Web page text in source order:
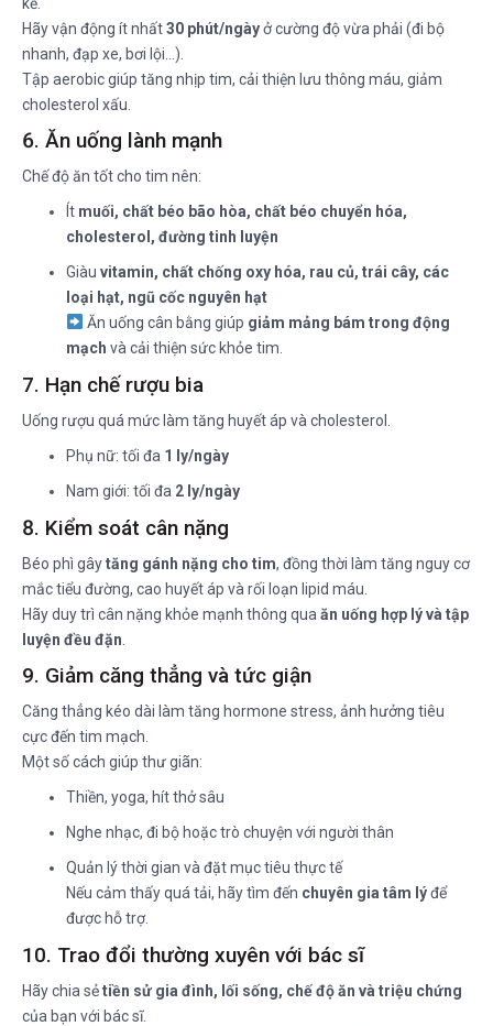
Hãy vận động ít nhất30 phút/ngàyở cường độ vừa phải (đi bộ
nhanh, đạp xe, bơi lội…).
Tập aerobic giúp tăng nhịp tim, cải thiện lưu thông máu, giảm
cholesterol xấu.
6. Ăn uống lành mạnh
Chế độ ăn tốt cho tim nên:
Ít muối, chất béo bão hòa, chất béo chuyển hóa,
cholesterol, đường tinh luyện
Giàu vitamin, chất chống oxy hóa, rau củ, trái cây, các
loại hạt, ngũ cốc nguyên hạt
Ăn uống cân bằng giúp giảm mảng bám trong động
mạch và cải thiện sức khỏe tim.
7. Hạn chế rượu bia
Uống rượu quá mức làm tăng huyết áp và cholesterol.
Phụ nữ: tối đa 1 ly/ngày
Nam giới: tối đa 2 ly/ngày
8. Kiểm soát cân nặng
Béo phì gâytăng gánh nặng cho tim, đồng thời làm tăng nguy cơ
mắc tiểu đường, cao huyết áp và rối loạn lipid máu.
Hãy duy trì cân nặng khỏe mạnh thông qua ăn uống hợp lý và tập
luyện đều đặn
9. Giảm căng thẳng và tức giận
Căng thẳng kéo dài làm tăng hormone stress, ảnh hưởng tiêu
cực đến tim mạch.
Một số cách giúp thư giãn:
Thiền, yoga, hít thở sâu
Nghe nhạc, đi bộ hoặc trò chuyện với người thân
Quản lý thời gian và đặt mục tiêu thực tế
Nếu cảm thấy quá tải, hãy tìm đến chuyên gia tâm lýđể
được hỗ trợ.
10. Trao đổi thường xuyên với bác sĩ
Hãy chia sẻtiền sử gia đình, lối sống, chế độ ăn và triệu chứng
của bạn với bác sĩ.